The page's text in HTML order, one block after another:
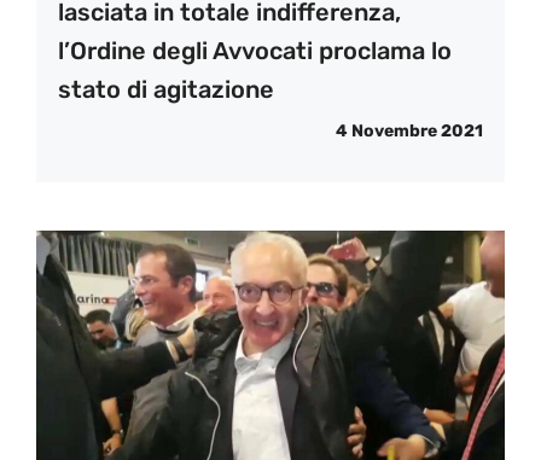
lasciata in totale indifferenza,
l’Ordine degli Avvocati proclama lo
stato di agitazione
4 Novembre 2021